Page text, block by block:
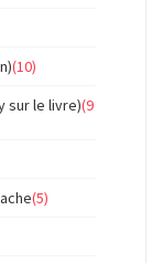
(10)
sur le livre)(9
(5)